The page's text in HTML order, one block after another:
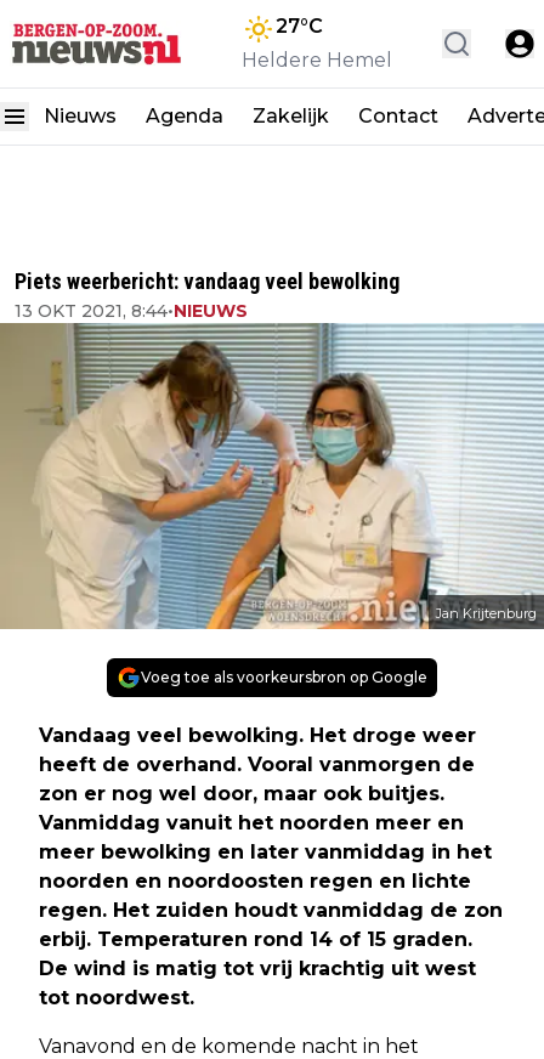
27°C
Heldere Hemel
Nieuws Agenda Zakelijk Contact
Piets weerbericht: vandaag veel bewolking
13 OKT 2021, 8:44•NIEUWS
Jan Krijtenburg
Voeg toe als voorkeursbron op Google
Vandaag veel bewolking. Het droge weer
heeft de overhand. Vooral vanmorgen de
zon er nog wel door, maar ook buitjes.
Vanmiddag vanuit het noorden meer en
meer bewolking en later vanmiddag in het
noorden en noordoosten regen en lichte
regen. Het zuiden houdt vanmiddag de zon
erbij. Temperaturen rond 14 of 15 graden.
De wind is matig tot vrij krachtig uit west
tot noordwest.
Vanavond en de komende nacht in het